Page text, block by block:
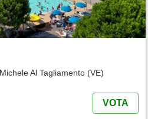
Al Tagliamento (VE)
VOTA